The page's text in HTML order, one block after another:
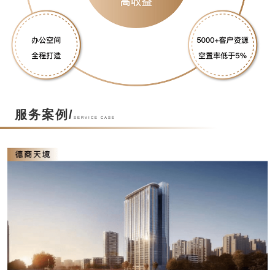
服务案例/ SERVICE CASE